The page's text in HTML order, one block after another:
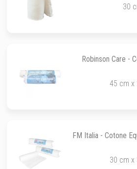
30
Robinson Care -
45 cm x
FM Italia - Cotone
30 cm x